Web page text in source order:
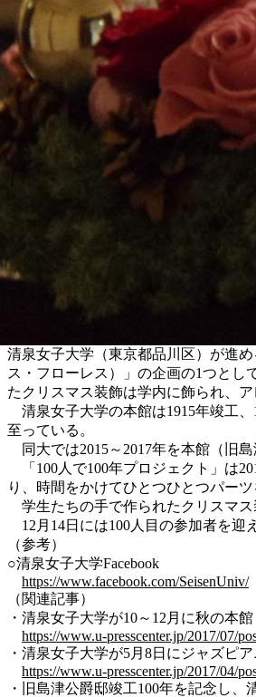
清泉女子大学（東京都品川区）が進
ス・フローレス）」の企画の1つとし
たクリスマス装飾は学内に飾られ、
清泉女子大学の本館は1915年竣工
至っている。
同大では2015～2017年を本館（旧
「100人で100年プロジェクト」は
り、時間をかけてひとつひとつパー
学生たちの手で作られたクリスマス
12月14日には100人目の参加者を迎
（参考）
○清泉女子大学Facebook
https://www.facebook.com/SeisenUniv/
（関連記事）
・清泉女子大学が10～12月に秋の本
https://www.u-presscenter.jp/2017/07/
・清泉女子大学が5月8日にジャズピ
https://www.u-presscenter.jp/2017/04/
・旧島津公爵邸竣工100年を記念し